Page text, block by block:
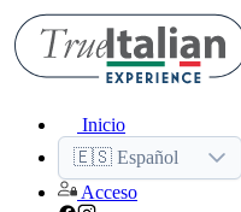
Inicio
🇪🇸 Español
Acceso